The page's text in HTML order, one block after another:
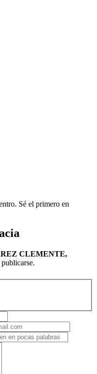
Sé el primero en
CLEMENTE,
publicarse.